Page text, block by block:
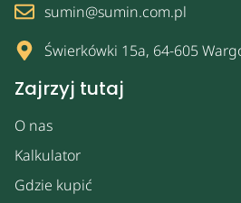
Zajrzyj tutaj
O nas
Kalkulator
Gdzie kupić
sumin@sumin.com.pl
Świerkówki 15a, 64-605